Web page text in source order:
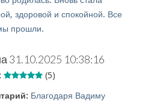
здоровой и спокойной. Все
прошли.
31.10.2025 10:38:16
(5)
Благодаря Вадиму